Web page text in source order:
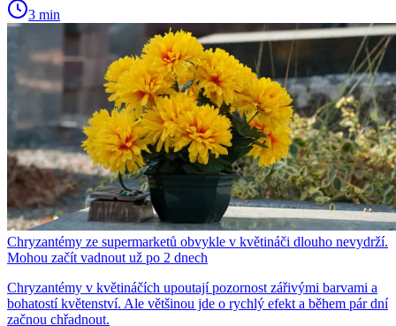
3 min
Chryzantémy ze supermarketů obvykle v květináči dlouho nevydrží.
Mohou začít vadnout už po 2 dnech
Chryzantémy v květináčích upoutají pozornost zářivými barvami a
bohatostí květenství. Ale většinou jde o rychlý efekt a během pár dní
začnou chřadnout.